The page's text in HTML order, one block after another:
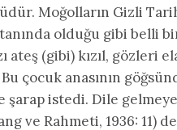
Moğolların Gizli
olduğu gibi belli
ateş (gibi) kızıl, gözleri
çocuk anasının
istedi. Dile gelmeye
ve Rahmeti, 1936: 11)